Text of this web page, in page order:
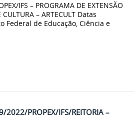
IFS – PROGRAMA DE EXTENSÃO
– ARTECULT Datas
Federal de Educação, Ciência e
2022/PROPEX/IFS/REITORIA –